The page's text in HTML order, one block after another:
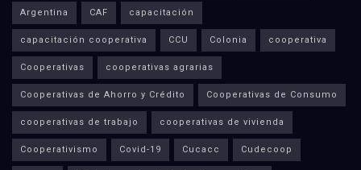
Argentina CAF capacitación
capacitación cooperativa CCU Colonia cooperativa
Cooperativas cooperativas agrarias
Cooperativas de Ahorro y Crédito Cooperativas de Consumo
cooperativas de trabajo cooperativas de vivienda
Cooperativismo Covid-19 Cucacc Cudecoop